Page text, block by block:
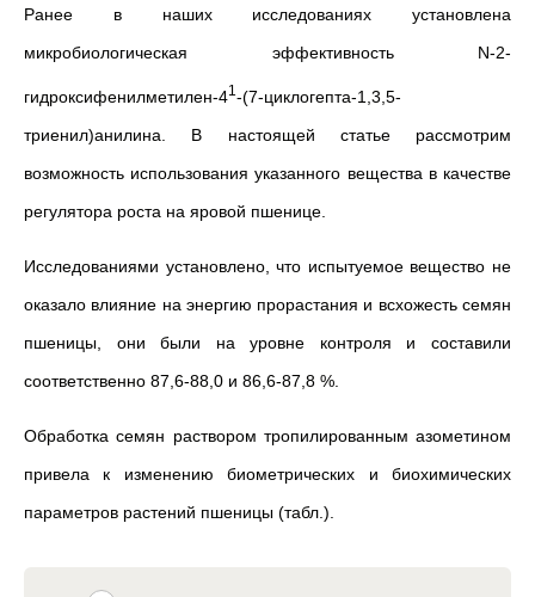
Ранее в наших исследованиях установлена
микробиологическая эффективность N-2-
гидроксифенилметилен-41 -(7-циклогепта-1,3,5-
триенил)анилина. В настоящей статье рассмотрим
возможность использования указанного вещества в качестве
регулятора роста на яровой пшенице.
Исследованиями установлено, что испытуемое вещество не
оказало влияние на энергию прорастания и всхожесть семян
пшеницы, они были на уровне контроля и составили
соответственно 87,6-88,0 и 86,6-87,8 %.
Обработка семян раствором тропилированным азометином
привела к изменению биометрических и биохимических
параметров растений пшеницы (табл.).